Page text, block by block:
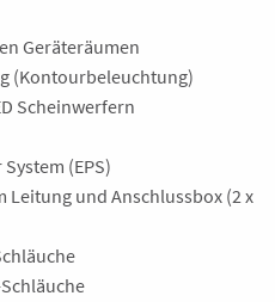
Geräteräumen
(Kontourbeleuchtung)
Scheinwerfern
System (EPS)
und Anschlussbox (2 x